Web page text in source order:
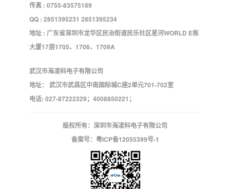
传真 : 0755-83575189
QQ : 2851395231 2851395234
地址 : 广东省深圳市龙华区民治街道民乐社区星河WORLD E栋
大厦17层1705、1706、1709A
武汉市海凌科电子有限公司
地址： 武汉市武昌区中南国际城C座2单元701-702室
电话: 027-87222329；4008850221；
版权所有：深圳市海凌科电子有限公司
备案号： 粤ICP备12055399号-1